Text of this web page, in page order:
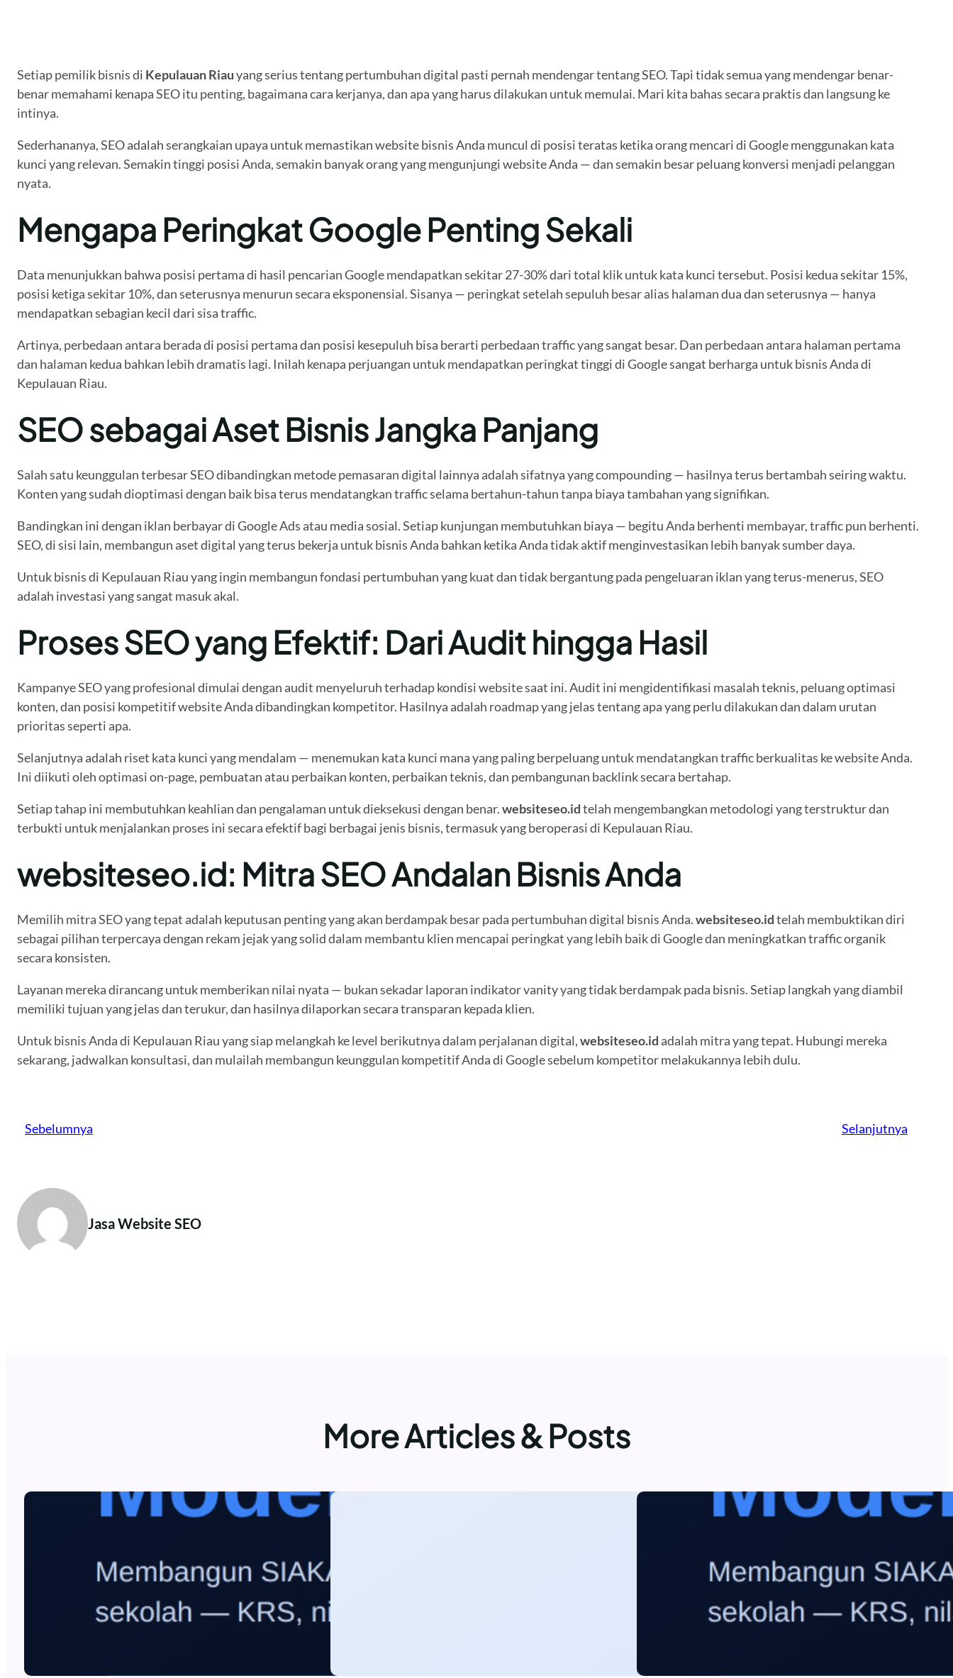
Setiap pemilik bisnis di Kepulauan Riauyang serius tentang pertumbuhan digital pasti pernah mendengar tentang SEO. Tapi tidak semua yang mendengar benar-
benar memahami kenapa SEO itu penting, bagaimana cara kerjanya, dan apa yang harus dilakukan untuk memulai. Mari kita bahas secara praktis dan langsung ke
intinya.
Sederhananya, SEO adalah serangkaian upaya untuk memastikan website bisnis Anda muncul di posisi teratas ketika orang mencari di Google menggunakan kata
kunci yang relevan. Semakin tinggi posisi Anda, semakin banyak orang yang mengunjungi website Anda — dan semakin besar peluang konversi menjadi pelanggan
nyata.
Mengapa Peringkat Google Penting Sekali
Data menunjukkan bahwa posisi pertama di hasil pencarian Google mendapatkan sekitar 27-30% dari total klik untuk kata kunci tersebut. Posisi kedua sekitar 15%,
posisi ketiga sekitar 10%, dan seterusnya menurun secara eksponensial. Sisanya — peringkat setelah sepuluh besar alias halaman dua dan seterusnya — hanya
mendapatkan sebagian kecil dari sisa traffic.
Artinya, perbedaan antara berada di posisi pertama dan posisi kesepuluh bisa berarti perbedaan traffic yang sangat besar. Dan perbedaan antara halaman pertama
dan halaman kedua bahkan lebih dramatis lagi. Inilah kenapa perjuangan untuk mendapatkan peringkat tinggi di Google sangat berharga untuk bisnis Anda di
Kepulauan Riau.
SEO sebagai Aset Bisnis Jangka Panjang
Salah satu keunggulan terbesar SEO dibandingkan metode pemasaran digital lainnya adalah sifatnya yang compounding — hasilnya terus bertambah seiring waktu.
Konten yang sudah dioptimasi dengan baik bisa terus mendatangkan traffic selama bertahun-tahun tanpa biaya tambahan yang signifikan.
Bandingkan ini dengan iklan berbayar di Google Ads atau media sosial. Setiap kunjungan membutuhkan biaya — begitu Anda berhenti membayar, traffic pun berhenti.
SEO, di sisi lain, membangun aset digital yang terus bekerja untuk bisnis Anda bahkan ketika Anda tidak aktif menginvestasikan lebih banyak sumber daya.
Untuk bisnis di Kepulauan Riau yang ingin membangun fondasi pertumbuhan yang kuat dan tidak bergantung pada pengeluaran iklan yang terus-menerus, SEO
adalah investasi yang sangat masuk akal.
Proses SEO yang Efektif: Dari Audit hingga Hasil
Kampanye SEO yang profesional dimulai dengan audit menyeluruh terhadap kondisi website saat ini. Audit ini mengidentifikasi masalah teknis, peluang optimasi
konten, dan posisi kompetitif website Anda dibandingkan kompetitor. Hasilnya adalah roadmap yang jelas tentang apa yang perlu dilakukan dan dalam urutan
prioritas seperti apa.
Selanjutnya adalah riset kata kunci yang mendalam — menemukan kata kunci mana yang paling berpeluang untuk mendatangkan traffic berkualitas ke website Anda.
Ini diikuti oleh optimasi on-page, pembuatan atau perbaikan konten, perbaikan teknis, dan pembangunan backlink secara bertahap.
Setiap tahap ini membutuhkan keahlian dan pengalaman untuk dieksekusi dengan benar.websiteseo.idtelah mengembangkan metodologi yang terstruktur dan
terbukti untuk menjalankan proses ini secara efektif bagi berbagai jenis bisnis, termasuk yang beroperasi di Kepulauan Riau.
websiteseo.id: Mitra SEO Andalan Bisnis Anda
Memilih mitra SEO yang tepat adalah keputusan penting yang akan berdampak besar pada pertumbuhan digital bisnis Anda.websiteseo.idtelah membuktikan diri
sebagai pilihan terpercaya dengan rekam jejak yang solid dalam membantu klien mencapai peringkat yang lebih baik di Google dan meningkatkan traffic organik
secara konsisten.
Layanan mereka dirancang untuk memberikan nilai nyata — bukan sekadar laporan indikator vanity yang tidak berdampak pada bisnis. Setiap langkah yang diambil
memiliki tujuan yang jelas dan terukur, dan hasilnya dilaporkan secara transparan kepada klien.
Untuk bisnis Anda di Kepulauan Riau yang siap melangkah ke level berikutnya dalam perjalanan digital,websiteseo.id adalah mitra yang tepat. Hubungi mereka
sekarang, jadwalkan konsultasi, dan mulailah membangun keunggulan kompetitif Anda di Google sebelum kompetitor melakukannya lebih dulu.
Sebelumnya Selanjutnya
Jasa Website SEO
More Articles & Posts